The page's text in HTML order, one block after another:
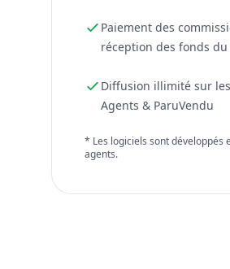
Paiement des
réception des fonds
Diffusion illimité sur
Agents & ParuVendu
* Les logiciels sont développés
agents.